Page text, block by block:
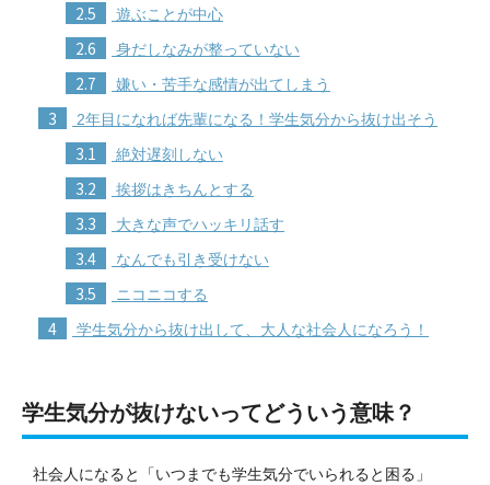
2.5 遊ぶことが中心
2.6 身だしなみが整っていない
2.7 嫌い・苦手な感情が出てしまう
3 2年目になれば先輩になる！学生気分から抜け出そう
3.1 絶対遅刻しない
3.2 挨拶はきちんとする
3.3 大きな声でハッキリ話す
3.4 なんでも引き受けない
3.5 ニコニコする
4 学生気分から抜け出して、大人な社会人になろう！
学生気分が抜けないってどういう意味？
社会人になると「いつまでも学生気分でいられると困る」